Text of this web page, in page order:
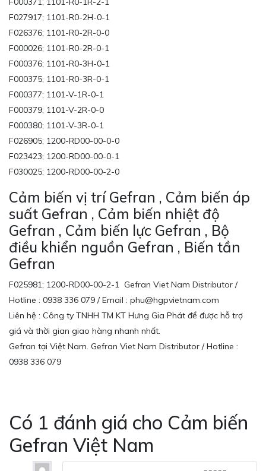
F027917; 1101-R0-2H-0-1
F026376; 1101-R0-2R-0-0
F000026; 1101-R0-2R-0-1
F000376; 1101-R0-3H-0-1
F000375; 1101-R0-3R-0-1
F000377; 1101-V-1R-0-1
F000379; 1101-V-2R-0-0
F000380; 1101-V-3R-0-1
F026905; 1200-RD00-00-0-0
F023423; 1200-RD00-00-0-1
F030025; 1200-RD00-00-2-0
Cảm biến vị trí Gefran , Cảm biến áp
suất Gefran , Cảm biến nhiệt độ
Gefran , Cảm biến lực Gefran , Bộ
điều khiển nguồn Gefran , Biến tần
Gefran
F025981; 1200-RD00-00-2-1 Gefran Viet Nam Distributor /
Hotline : 0938 336 079 / Email : phu@hgpvietnam.com
Liên hệ : Công ty TNHH TM KT Hưng Gia Phát để được hỗ trợ
giá và thời gian giao hàng nhanh nhất.
Gefran tại Việt Nam. Gefran Viet Nam Distributor / Hotline :
0938 336 079
Có 1 đánh giá cho Cảm biến
Gefran Việt Nam